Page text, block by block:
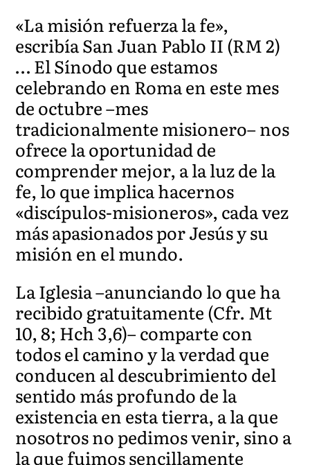
«La misión refuerza la fe»,
escribía San Juan Pablo II (RM 2)
… El Sínodo que estamos
celebrando en Roma en este mes
de octubre –mes
tradicionalmente misionero– nos
ofrece la oportunidad de
comprender mejor, a la luz de la
fe, lo que implica hacernos
«discípulos-misioneros», cada vez
más apasionados por Jesús y su
misión en el mundo.
La Iglesia –anunciando lo que ha
recibido gratuitamente (Cfr. Mt
10, 8; Hch 3,6)– comparte con
todos el camino y la verdad que
conducen al descubrimiento del
sentido más profundo de la
existencia en esta tierra, a la que
nosotros no pedimos venir, sino a
la que fuimos sencillamente